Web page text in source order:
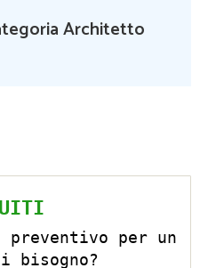
Architetto
preventivo per un
bisogno?